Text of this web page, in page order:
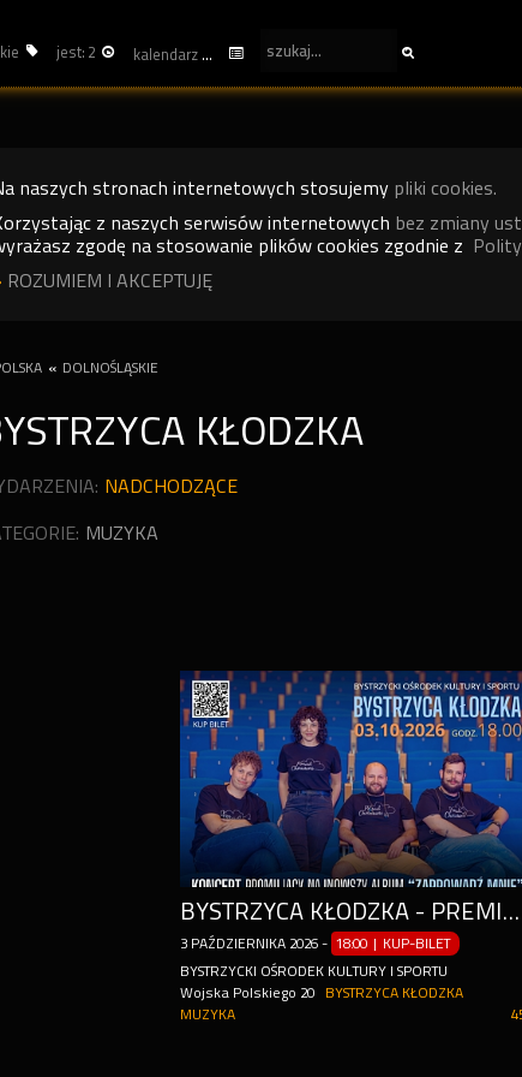
jest: 2 kalendarz
naszych stronach internetowych stosujemy pliki cookies.
z naszych serwisów internetowych bez zmiany
zgodę na stosowanie plików cookies zgodnie z
ROZUMIEM I AKCEPTUJĘ
« DOLNOŚLĄSKIE
KŁODZKA
NADCHODZĄCE
MUZYKA
BYSTRZYCA KŁODZKA - PREMIERA PŁYTY "ZAPROWADŹ MNIE" - KONCERT ZESPOŁU PONAD CHMURAMI
3 PAŹDZIERNIKA 2026 - 18:00 | KUP-BILET
BYSTRZYCKI OŚRODEK KULTURY I SPORTU
Wojska Polskiego 20
BYSTRZYCA KŁODZKA
MUZYKA